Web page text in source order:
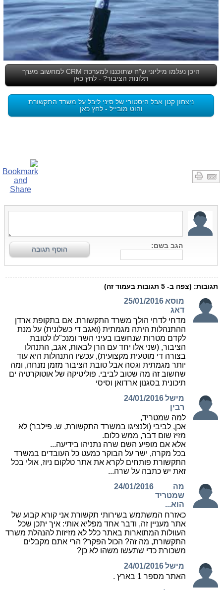
היכן נעלמו מיליוני ש"ח שתוכננו למערכת CRM למחשוב מערך
תלונות הציבור? - לחץ כאן
ניצחון קטן אבל היסטורי של סיני ליבל על משרד התקשורת
והוט מובייל - לחץ כאן